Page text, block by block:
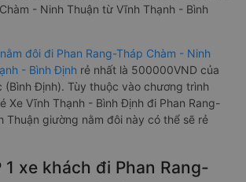
- Ninh Thuận từ Vĩnh Thạnh - Bình
đôi đi Phan Rang-Tháp Chàm - Ninh
- Bình Định rẻ nhất là 500000VND của
(Bình Định). Tùy thuộc vào chương trình
Xe Vĩnh Thạnh - Bình Định đi Phan Rang-
Thuận giường nằm đôi này có thể sẽ rẻ
1 xe khách đi Phan Rang-